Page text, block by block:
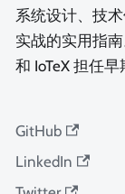
系统设计、技
实战的实用指
和 IoTeX 担任早
GitHub
LinkedIn